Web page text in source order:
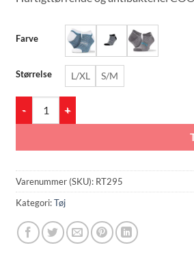
Farve
Størrelse L/XL S/M
Varenummer (SKU): RT295
Kategori:Tøj